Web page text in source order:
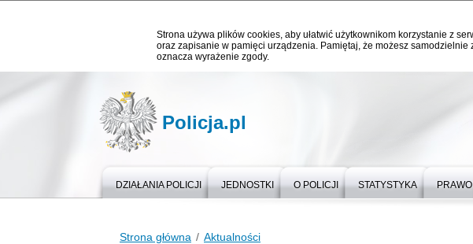
Strona używa plików cookies, aby ułatwić użytkownikom korzystanie z
oraz zapisanie w pamięci urządzenia. Pamiętaj, że możesz
oznacza wyrażenie zgody.
Policja.pl
DZIAŁANIA POLICJI JEDNOSTKI O POLICJI STATYSTYKA PRAWO
Strona główna Aktualności